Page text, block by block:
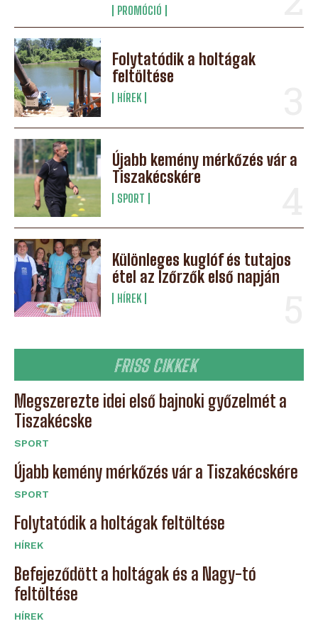
PROMÓCIÓ
Folytatódik a holtágak
feltöltése
HÍREK
Újabb kemény mérkőzés vár a
Tiszakécskére
SPORT
Különleges kuglóf és tutajos
étel az Ízőrzők első napján
HÍREK
FRISS CIKKEK
Megszerezte idei első bajnoki győzelmét a
Tiszakécske
SPORT
Újabb kemény mérkőzés vár a Tiszakécskére
SPORT
Folytatódik a holtágak feltöltése
HÍREK
Befejeződött a holtágak és a Nagy-tó
feltöltése
HÍREK